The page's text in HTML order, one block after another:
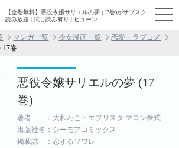
【全巻無料】悪役令嬢サリエルの夢 (17巻)がサブスク
読み放題 | 試し読み有り | ビューン
マンガ一覧 少女漫画一覧
恋愛・ラブコメ
17巻
悪役令嬢サリエルの夢 (17
巻)
著者 ：大和わこ・エブリスタ マロン株式
出版社名：シーモアコミックス
掲載誌 ：恋するソワレ